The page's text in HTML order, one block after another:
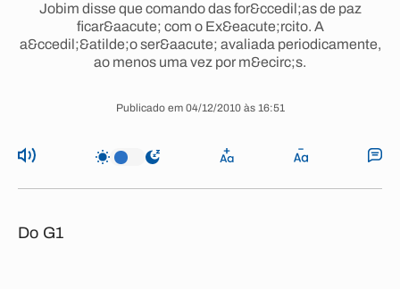
Jobim disse que comando das for&ccedil;as de paz
ficar&aacute; com o Ex&eacute;rcito. A
a&ccedil;&atilde;o ser&aacute; avaliada periodicamente,
ao menos uma vez por m&ecirc;s.
Publicado em 04/12/2010 às 16:51
Do G1